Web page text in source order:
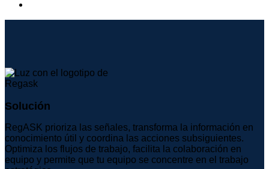
Solución
RegASK prioriza las señales, transforma la información en
conocimiento útil y coordina las acciones subsiguientes.
Optimiza los flujos de trabajo, facilita la colaboración en
equipo y permite que tu equipo se concentre en el trabajo